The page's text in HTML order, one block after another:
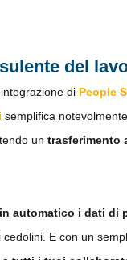
del
di People
semplifica
un trasferimento
automatico i dati di
cedolini. E con un